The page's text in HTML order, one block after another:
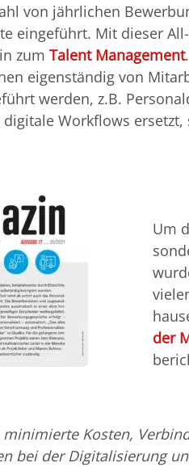
von jährlichen
eingeführt. Mit dieser
zum Talent Management
eigenständig von
werden, z.B.
Workflows
Um
der
Kosten,
bei der Digitalisierung